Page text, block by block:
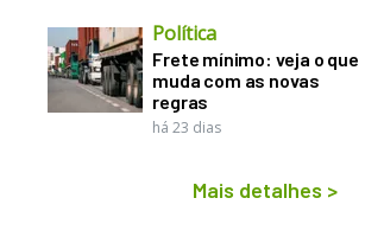
Política
Frete mínimo: veja o que
muda com as novas
regras
há 23 dias
Mais detalhes >